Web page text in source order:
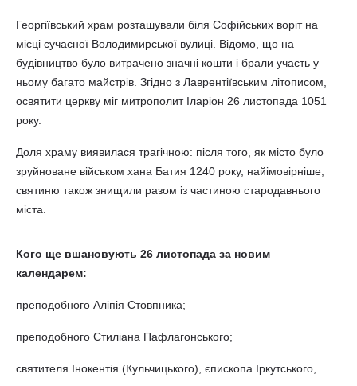
Георгіївський храм розташували біля Софійських воріт на
місці сучасної Володимирської вулиці. Відомо, що на
будівництво було витрачено значні кошти і брали участь у
ньому багато майстрів. Згідно з Лаврентіївським літописом,
освятити церкву міг митрополит Іларіон 26 листопада 1051
року.
Доля храму виявилася трагічною: після того, як місто було
зруйноване військом хана Батия 1240 року, найімовірніше,
святиню також знищили разом із частиною стародавнього
міста.
Кого ще вшановують 26 листопада за новим
календарем:
преподобного Аліпія Стовпника;
преподобного Стиліана Пафлагонського;
святителя Інокентія (Кульчицького), єпископа Іркутського,